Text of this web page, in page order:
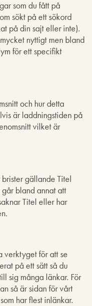
som du fått på
sökt på ett sökord
på din sajt eller inte).
nyttigt men bland
för ett specifikt
och hur detta
är laddningstiden på
vilket är
gällande Titel
bland annat att
Titel eller har
verktyget för att se
på ett sätt så du
sig många länkar. För
så är sidan för vårt
har flest inlänkar.